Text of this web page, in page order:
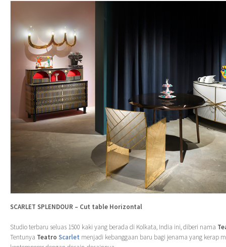
SCARLET SPLENDOUR – Cut table Horizontal
Studio terbaru seluas 1500 kaki yang berada di Kolkata, India ini, diberi nama
Tentunya Teatro Scarlet menjadi kebanggaan baru bagi jenama yang kerap